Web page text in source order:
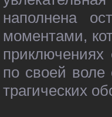
наполнена
моментами,
приключениях
по своей
трагических